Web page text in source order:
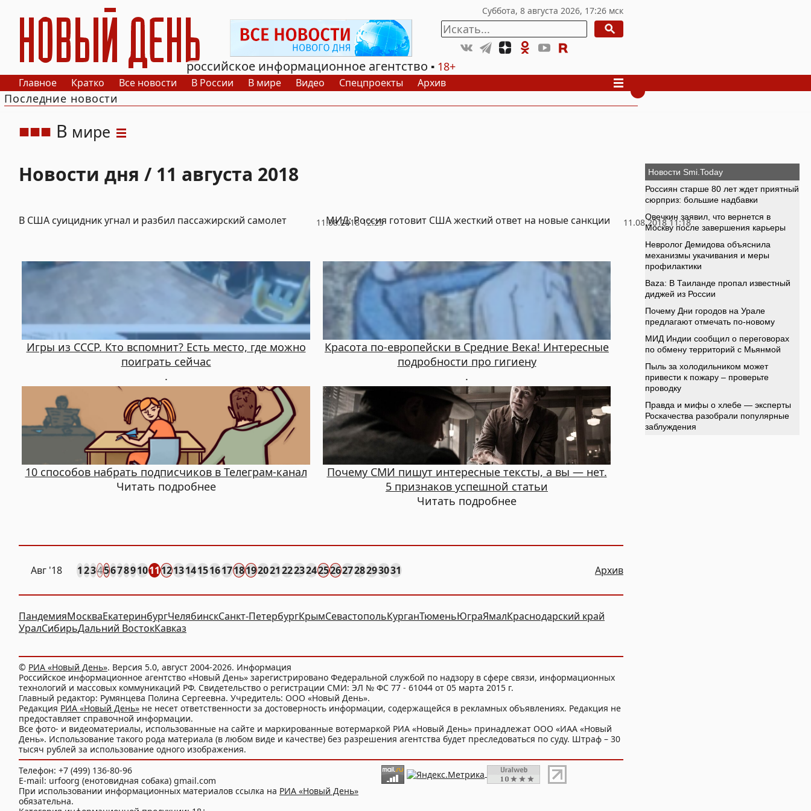
РИА Новый День
российское информационное агентство
18+
Главное Кратко Все новости В России В мире Видео Спецпроекты Архив
Последние новости
В мире
Новости дня / 11 августа 2018
11.08.2018 12:25
В США суицидник угнал и разбил пассажирский самолет 11.08.2018 11:18
МИД: Россия готовит США жесткий ответ на новые санкции
Игры из СССР. Кто вспомнит? Есть место, где можно
поиграть сейчас
.
Красота по-европейски в Средние Века! Интересные
подробности про гигиену
.
10 способов набрать подписчиков в Телеграм-канал
Читать подробнее
Почему СМИ пишут интересные тексты, а вы — нет.
5 признаков успешной статьи
Читать подробнее
Авг '18 12345678910111213141516171819202122232425262728293031 Архив
ПандемияМоскваЕкатеринбургЧелябинскСанкт-ПетербургКрымСевастопольКурганТюменьЮграЯмалКраснодарский край
УралСибирьДальний ВостокКавказ
© РИА «Новый День». Версия 5.0, август 2004-2026. Информация
Российское информационное агентство «Новый День» зарегистрировано Федеральной службой по надзору в сфере связи, информационных
технологий и массовых коммуникаций РФ. Свидетельство о регистрации СМИ: ЭЛ № ФС 77 - 61044 от 05 марта 2015 г.
Главный редактор: Румянцева Полина Сергеевна. Учредитель: ООО «Новый День».
Редакция РИА «Новый День» не несет ответственности за достоверность информации, содержащейся в рекламных объявлениях. Редакция не
предоставляет справочной информации.
Все фото- и видеоматериалы, использованные на сайте и маркированные вотермаркой РИА «Новый День» принадлежат ООО «ИАА «Новый
День». Использование такого рода материала (в любом виде и качестве) без разрешения агентства будет преследоваться по суду. Штраф – 30
тысяч рублей за использование одного изображения.
Телефон: +7 (499) 136-80-96
E-mail: urfoorg (енотовидная собака) gmail.com
При использовании информационных материалов ссылка на РИА «Новый День»
обязательна.